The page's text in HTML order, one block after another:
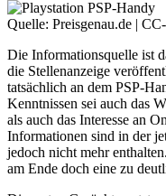
Quelle: Preisgenau.de |
Die Informationsquelle ist
die Stellenanzeige
tatsächlich an dem PSP-
Kenntnissen sei auch das
als auch das Interesse an
Informationen sind in der
jedoch nicht mehr
am Ende doch eine zu